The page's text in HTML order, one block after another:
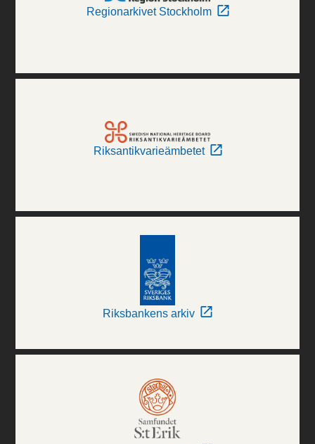
Regionarkivet Stockholm
Riksantikvarieämbetet
Riksbankens arkiv